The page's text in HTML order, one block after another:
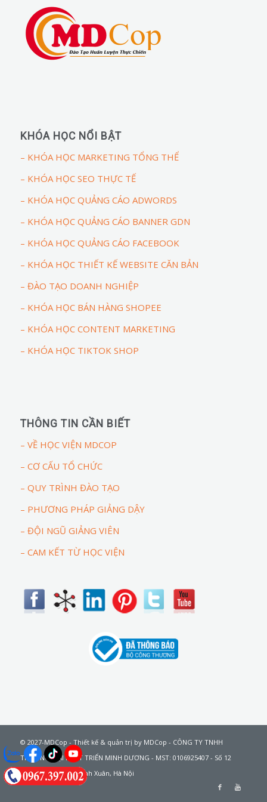
KHÓA HỌC NỔI BẬT
– KHÓA HỌC MARKETING TỔNG THỂ
– KHÓA HỌC SEO THỰC TẾ
– KHÓA HỌC QUẢNG CÁO ADWORDS
– KHÓA HỌC QUẢNG CÁO BANNER GDN
– KHÓA HỌC QUẢNG CÁO FACEBOOK
– KHÓA HỌC THIẾT KẾ WEBSITE CĂN BẢN
– ĐÀO TẠO DOANH NGHIỆP
– KHÓA HỌC BÁN HÀNG SHOPEE
– KHÓA HỌC CONTENT MARKETING
– KHÓA HỌC TIKTOK SHOP
THÔNG TIN CẦN BIẾT
– VỀ HỌC VIỆN MDCOP
– CƠ CẤU TỔ CHỨC
– QUY TRÌNH ĐÀO TẠO
– PHƯƠNG PHÁP GIẢNG DẬY
– ĐỘI NGŨ GIẢNG VIÊN
– CAM KẾT TỪ HỌC VIỆN
© 2027-MDCop - Thiết kế & quản trị by MDCop - CÔNG TY TNHH
THƯƠNG MẠI PHÁT TRIỂN MINH DƯƠNG - MST: 0106925407 - Số 12
Khuất Duy Tiến, Thanh Xuân, Hà Nội